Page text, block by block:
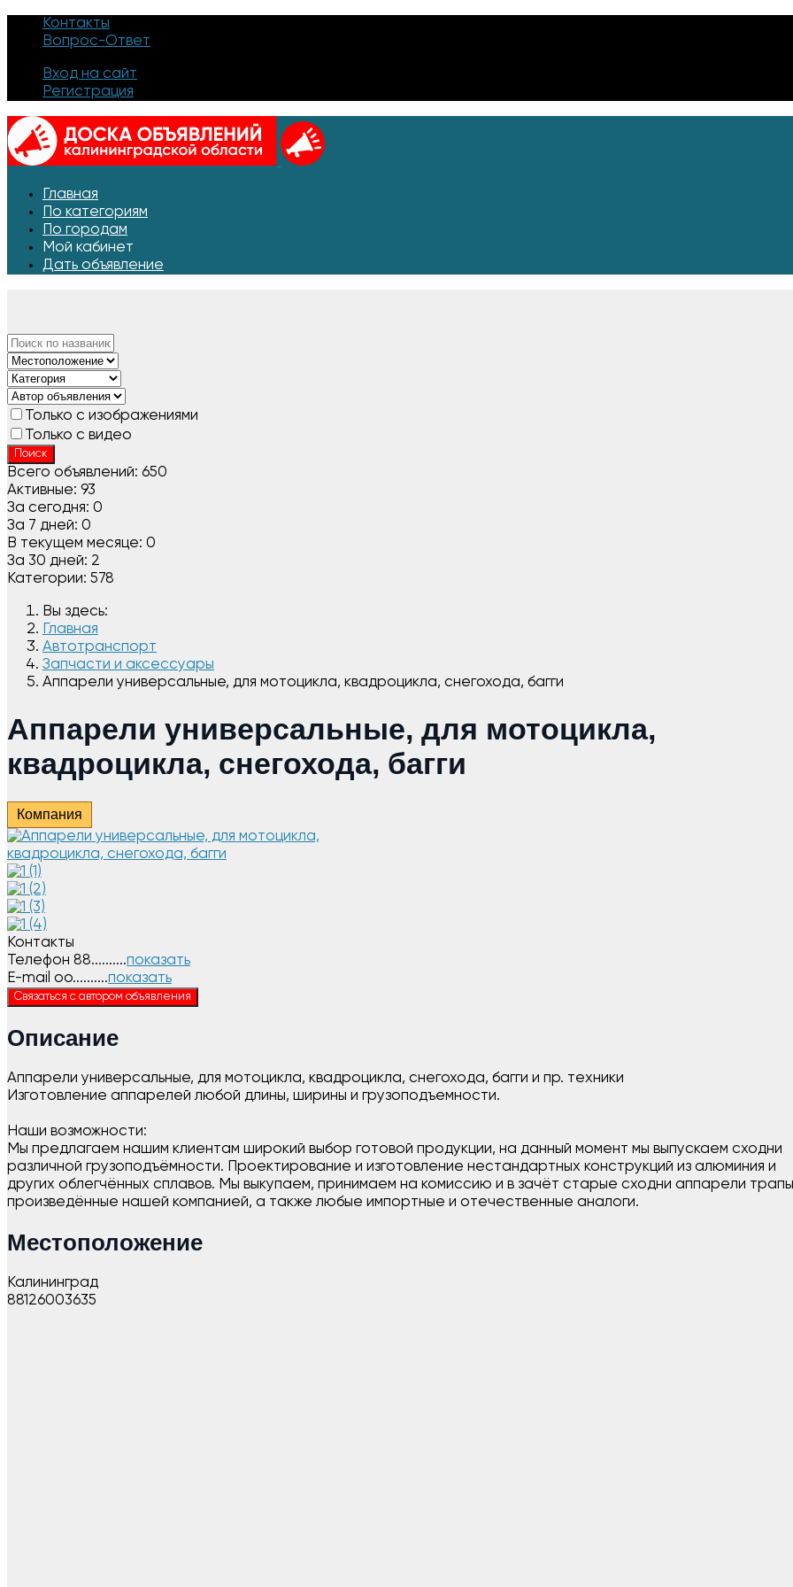
Контакты
Вопрос-Ответ
Вход на сайт
Регистрация
Главная
По категориям
По городам
Мой кабинет
Дать объявление
Только с изображениями
Только с видео
Поиск
Всего объявлений: 650
Активные: 93
За сегодня: 0
За 7 дней: 0
В текущем месяце: 0
За 30 дней: 2
Категории: 578
Вы здесь:
Главная
Автотранспорт
Запчасти и аксессуары
Аппарели универсальные, для мотоцикла, квадроцикла, снегохода, багги
Аппарели универсальные, для мотоцикла,
квадроцикла, снегохода, багги
Компания
Контакты
Телефон 88..........показать
E-mail oo..........показать
Связаться с автором объявления
Описание
Аппарели универсальные, для мотоцикла, квадроцикла, снегохода, багги и пр. техники
Изготовление аппарелей любой длины, ширины и грузоподъемности.
Наши возможности:
Мы предлагаем нашим клиентам широкий выбор готовой продукции, на данный момент мы выпускаем сходни
различной грузоподъёмности. Проектирование и изготовление нестандартных конструкций из алюминия и
других облегчённых сплавов. Мы выкупаем, принимаем на комиссию и в зачёт старые сходни аппарели
произведённые нашей компанией, а также любые импортные и отечественные аналоги.
Местоположение
Калининград
88126003635